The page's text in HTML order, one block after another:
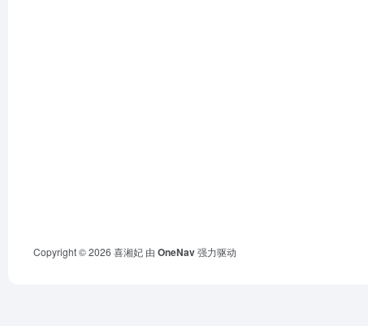
Copyright © 2026 喜湘妃 由 OneNav强力驱动